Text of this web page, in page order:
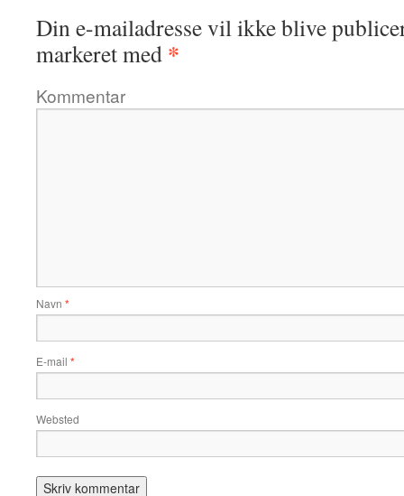
Din e-mailadresse vil ikke blive
markeret med *
Kommentar
Navn *
E-mail *
Websted